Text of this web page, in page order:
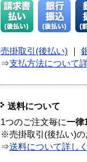
売掛取引(後払い)
⇒支払方法について
送料について
1つのご注文毎に一律
※売掛取引(後払い)の
⇒送料について詳し